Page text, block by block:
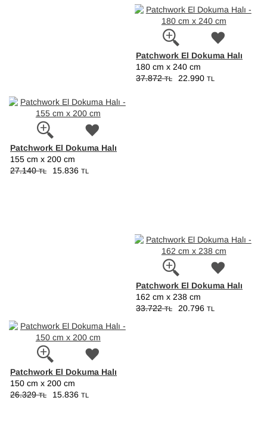
Patchwork El Dokuma Halı
180 cm x 240 cm
37.872TL 22.990 TL
Patchwork El Dokuma Halı
155 cm x 200 cm
27.140TL 15.836 TL
Patchwork El Dokuma Halı
162 cm x 238 cm
33.722TL 20.796 TL
Patchwork El Dokuma Halı
150 cm x 200 cm
26.329TL 15.836 TL